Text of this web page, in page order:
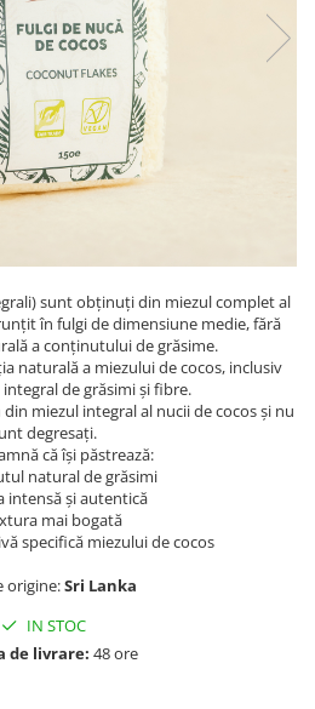
sunt obținuți din miezul complet al
în fulgi de dimensiune medie, fără
a conținutului de grăsime.
naturală a miezului de cocos, inclusiv
de grăsimi și fibre.
miezul integral al nucii de cocos și nu
degresați.
că își păstrează:
natural de grăsimi
intensă și autentică
mai bogată
specifică miezului de cocos
origine:Sri Lanka
IN STOC
de livrare: 48 ore